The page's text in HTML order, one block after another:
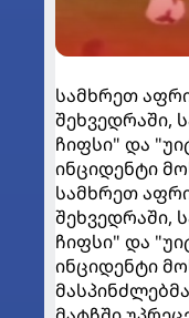
სამხრეთ
შეხვედრაში,
ჩიფსი" და
ინციდენტი
სამხრეთ
შეხვედრაში,
ჩიფსი" და
ინციდენტი